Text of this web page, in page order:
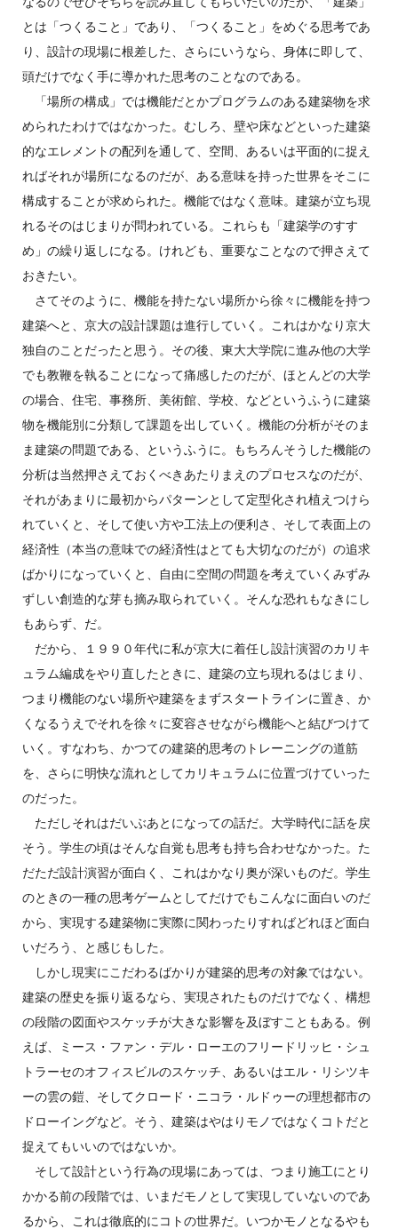
とは「つくること」であり、「つくること」をめぐる思考であ
り、設計の現場に根差した、さらにいうなら、身体に即して、
頭だけでなく手に導かれた思考のことなのである。
「場所の構成」では機能だとかプログラムのある建築物を求
められたわけではなかった。むしろ、壁や床などといった建築
的なエレメントの配列を通して、空間、あるいは平面的に捉え
ればそれが場所になるのだが、ある意味を持った世界をそこに
構成することが求められた。機能ではなく意味。建築が立ち現
れるそのはじまりが問われている。これらも「建築学のすす
め」の繰り返しになる。けれども、重要なことなので押さえて
おきたい。
さてそのように、機能を持たない場所から徐々に機能を持つ
建築へと、京大の設計課題は進行していく。これはかなり京大
独自のことだったと思う。その後、東大大学院に進み他の大学
でも教鞭を執ることになって痛感したのだが、ほとんどの大学
の場合、住宅、事務所、美術館、学校、などというふうに建築
物を機能別に分類して課題を出していく。機能の分析がそのま
ま建築の問題である、というふうに。もちろんそうした機能の
分析は当然押さえておくべきあたりまえのプロセスなのだが、
それがあまりに最初からパターンとして定型化され植えつけら
れていくと、そして使い方や工法上の便利さ、そして表面上の
経済性（本当の意味での経済性はとても大切なのだが）の追求
ばかりになっていくと、自由に空間の問題を考えていくみずみ
ずしい創造的な芽も摘み取られていく。そんな恐れもなきにし
もあらず、だ。
だから、１９９０年代に私が京大に着任し設計演習のカリキ
ュラム編成をやり直したときに、建築の立ち現れるはじまり、
つまり機能のない場所や建築をまずスタートラインに置き、か
くなるうえでそれを徐々に変容させながら機能へと結びつけて
いく。すなわち、かつての建築的思考のトレーニングの道筋
を、さらに明快な流れとしてカリキュラムに位置づけていった
のだった。
ただしそれはだいぶあとになっての話だ。大学時代に話を戻
そう。学生の頃はそんな自覚も思考も持ち合わせなかった。た
だただ設計演習が面白く、これはかなり奥が深いものだ。学生
のときの一種の思考ゲームとしてだけでもこんなに面白いのだ
から、実現する建築物に実際に関わったりすればどれほど面白
いだろう、と感じもした。
しかし現実にこだわるばかりが建築的思考の対象ではない。
建築の歴史を振り返るなら、実現されたものだけでなく、構想
の段階の図面やスケッチが大きな影響を及ぼすこともある。例
えば、ミース・ファン・デル・ローエのフリードリッヒ・シュ
トラーセのオフィスビルのスケッチ、あるいはエル・リシツキ
ーの雲の鎧、そしてクロード・ニコラ・ルドゥーの理想都市の
ドローイングなど。そう、建築はやはりモノではなくコトだと
捉えてもいいのではないか。
そして設計という行為の現場にあっては、つまり施工にとり
かかる前の段階では、いまだモノとして実現していないのであ
るから、これは徹底的にコトの世界だ。いつかモノとなるやも